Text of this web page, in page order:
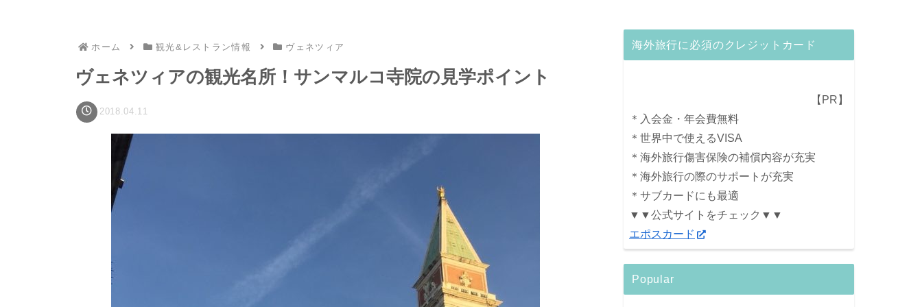
ホーム 観光&レストラン情報 ヴェネツィア
ヴェネツィアの観光名所！サンマルコ寺院の見学ポイント
2018.04.11
海外旅行に必須のクレジットカード
【PR】
＊入会金・年会費無料
＊世界中で使えるVISA
＊海外旅行傷害保険の補償内容が充実
＊海外旅行の際のサポートが充実
＊サブカードにも最適
▼▼公式サイトをチェック▼▼
エポスカード
Popular